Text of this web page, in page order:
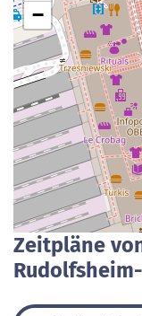
−
Zeitpläne